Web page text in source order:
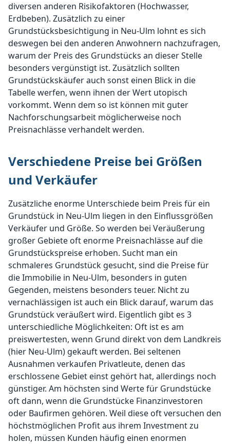
diversen anderen Risikofaktoren (Hochwasser,
Erdbeben). Zusätzlich zu einer
Grundstücksbesichtigung in Neu-Ulm lohnt es sich
deswegen bei den anderen Anwohnern nachzufragen,
warum der Preis des Grundstücks an dieser Stelle
besonders vergünstigt ist. Zusätzlich sollten
Grundstückskäufer auch sonst einen Blick in die
Tabelle werfen, wenn ihnen der Wert utopisch
vorkommt. Wenn dem so ist können mit guter
Nachforschungsarbeit möglicherweise noch
Preisnachlässe verhandelt werden.
Verschiedene Preise bei Größen
und Verkäufer
Zusätzliche enorme Unterschiede beim Preis für ein
Grundstück in Neu-Ulm liegen in den Einflussgrößen
Verkäufer und Größe. So werden bei Veräußerung
großer Gebiete oft enorme Preisnachlässe auf die
Grundstückspreise erhoben. Sucht man ein
schmaleres Grundstück gesucht, sind die Preise für
die Immobilie in Neu-Ulm, besonders in guten
Gegenden, meistens besonders teuer. Nicht zu
vernachlässigen ist auch ein Blick darauf, warum das
Grundstück veräußert wird. Eigentlich gibt es 3
unterschiedliche Möglichkeiten: Oft ist es am
preiswertesten, wenn Grund direkt von dem Landkreis
(hier Neu-Ulm) gekauft werden. Bei seltenen
Ausnahmen verkaufen Privatleute, denen das
erschlossene Gebiet einst gehört hat, allerdings noch
günstiger. Am höchsten sind Werte für Grundstücke
oft dann, wenn die Grundstücke Finanzinvestoren
oder Baufirmen gehören. Weil diese oft versuchen den
höchstmöglichen Profit aus ihrem Investment zu
holen, müssen Kunden häufig einen enormen